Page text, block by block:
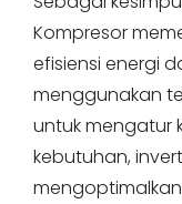
Kompresor
efisiensi energi
menggunakan
untuk mengatur
kebutuhan,